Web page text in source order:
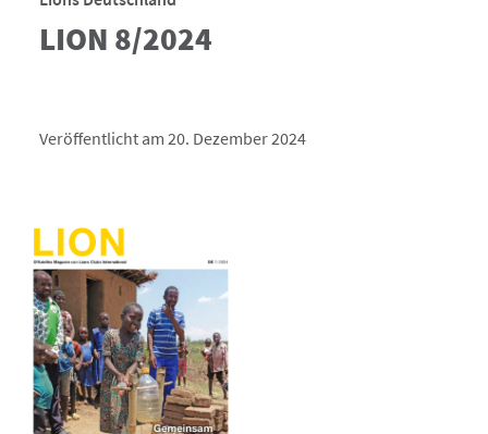
LION 8/2024
Veröffentlicht am 20. Dezember 2024